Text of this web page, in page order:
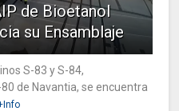
de Bioetanol
su Ensamblaje
S-83 y S-84,
de Navantia, se encuentra